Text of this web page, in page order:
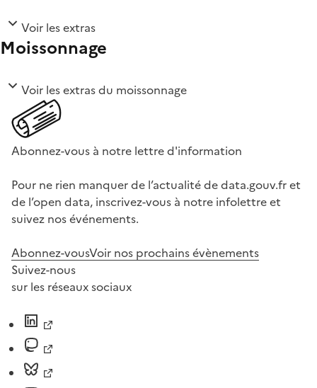
Voir les extras
Moissonnage
Voir les extras du moissonnage
Abonnez-vous à notre lettre d'information
Pour ne rien manquer de l’actualité de data.gouv.fr et
de l’open data, inscrivez-vous à notre infolettre et
suivez nos événements.
Abonnez-vousVoir nos prochains évènements
Suivez-nous
sur les réseaux sociaux